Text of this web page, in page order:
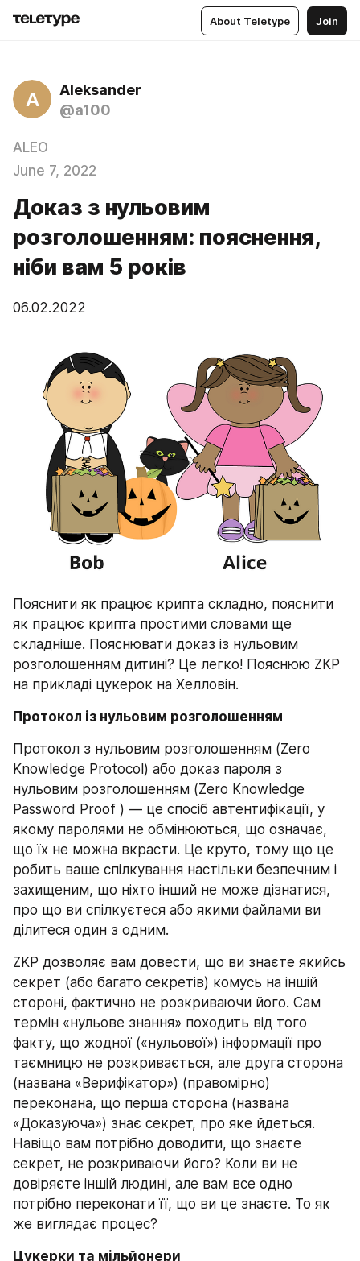
About Teletype Join
A
Aleksander
@a100
ALEO
June 7, 2022
Доказ з нульовим
розголошенням: пояснення,
ніби вам 5 років
06.02.2022
Пояснити як працює крипта складно, пояснити
як працює крипта простими словами ще
складніше. Пояснювати доказ із нульовим
розголошенням дитині? Це легко! Пояснюю ZKP
на прикладі цукерок на Хелловін.
Протокол із нульовим розголошенням
Протокол з нульовим розголошенням (Zero
Knowledge Protocol) або доказ пароля з
нульовим розголошенням (Zero Knowledge
Password Proof ) — це спосіб автентифікації, у
якому паролями не обмінюються, що означає,
що їх не можна вкрасти. Це круто, тому що це
робить ваше спілкування настільки безпечним і
захищеним, що ніхто інший не може дізнатися,
про що ви спілкуєтеся або якими файлами ви
ділитеся один з одним.
ZKP дозволяє вам довести, що ви знаєте якийсь
секрет (або багато секретів) комусь на іншій
стороні, фактично не розкриваючи його. Сам
термін «нульове знання» походить від того
факту, що жодної («нульової») інформації про
таємницю не розкривається, але друга сторона
(названа «Верифікатор») (правомірно)
переконана, що перша сторона (названа
«Доказуюча») знає секрет, про яке йдеться.
Навіщо вам потрібно доводити, що знаєте
секрет, не розкриваючи його? Коли ви не
довіряєте іншій людині, але вам все одно
потрібно переконати її, що ви це знаєте. То як
же виглядає процес?
Цукерки та мільйонери